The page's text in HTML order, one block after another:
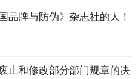
品牌与防伪》杂志社的人！
止和修改部分部门规章的决